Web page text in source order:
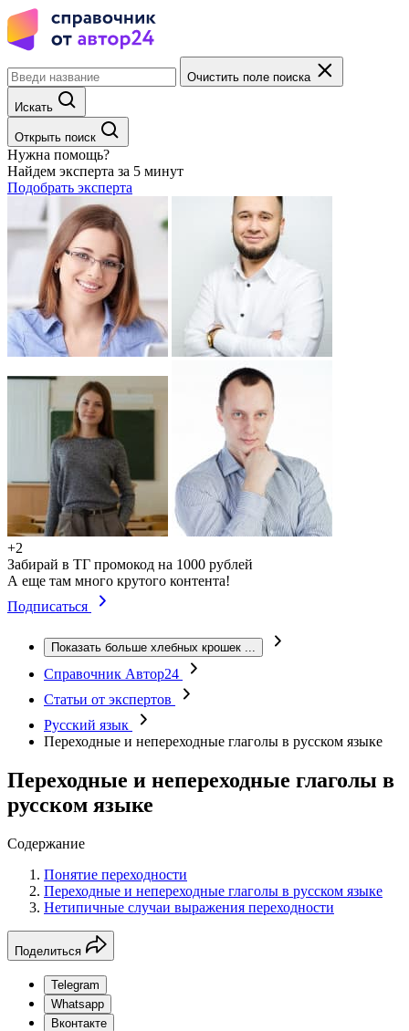
Очистить поле поиска
Искать
Открыть поиск
Нужна помощь?
Найдем эксперта за 5 минут
Подобрать эксперта
+2
Забирай в ТГ промокод на 1000 рублей
А еще там много крутого контента!
Подписаться
Показать больше хлебных крошек ...
Справочник Автор24
Статьи от экспертов
Русский язык
Переходные и непереходные глаголы в русском языке
Переходные и непереходные глаголы в
русском языке
Содержание
Понятие переходности
Переходные и непереходные глаголы в русском языке
Нетипичные случаи выражения переходности
Поделиться
Telegram
Whatsapp
Вконтакте